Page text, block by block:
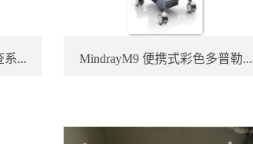
系... MindrayM9 便携式彩色多普勒...